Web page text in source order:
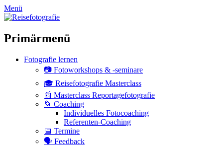
zum
Inhalt
Menü
Primärmenü
Fotografie lernen
📷 Fotoworkshops & -seminare
🎓 Reisefotografie Masterclass
📰 Masterclass Reportagefotografie
🌀 Coaching
Individuelles Fotocoaching
Referenten-Coaching
📅 Termine
🗣 Feedback